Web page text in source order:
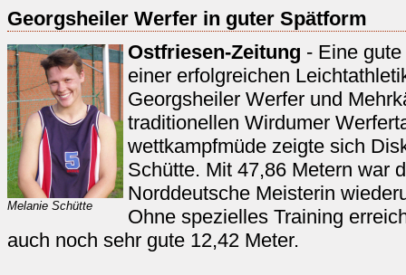
Georgsheiler Werfer in guter Spätform
Melanie Schütte
Ostfriesen-Zeitung - Eine
einer erfolgreichen
Georgsheiler Werfer und
traditionellen Wirdumer
wettkampfmüde zeigte sich
Schütte. Mit 47,86 Metern war
Norddeutsche Meisterin
Ohne spezielles Training
auch noch sehr gute 12,42 Meter.